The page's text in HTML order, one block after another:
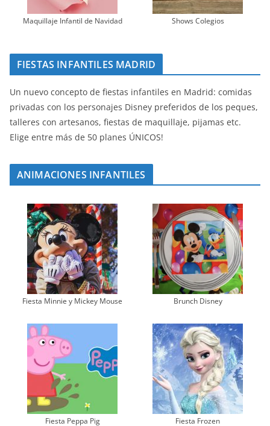
Maquillaje Infantil de Navidad Shows Colegios
FIESTAS INFANTILES MADRID
Un nuevo concepto de fiestas infantiles en Madrid: comidas
privadas con los personajes Disney preferidos de los peques,
talleres con artesanos, fiestas de maquillaje, pijamas etc.
Elige entre más de 50 planes ÚNICOS!
ANIMACIONES INFANTILES
Fiesta Minnie y Mickey Mouse Brunch Disney
Fiesta Peppa Pig Fiesta Frozen